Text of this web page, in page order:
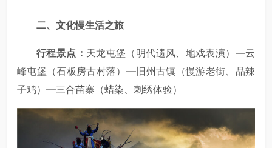
二、文化慢生活之旅
行程景点： 天龙屯堡（明代遗风、地戏表演）—云
峰屯堡（石板房古村落）—旧州古镇（慢游老街、品辣
子鸡）—三合苗寨（蜡染、刺绣体验）